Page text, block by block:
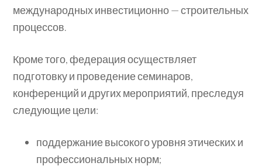
международных инвестиционно — строительных
процессов.
Кроме того, федерация осуществляет
подготовку и проведение семинаров,
конференций и других мероприятий, преследуя
следующие цели:
поддержание высокого уровня этических и
профессиональных норм;